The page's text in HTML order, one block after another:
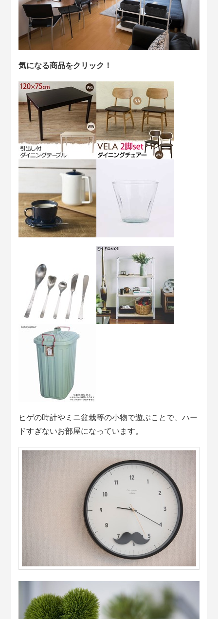
気になる商品をクリック！
ヒゲの時計やミニ盆栽等の小物で遊ぶことで、ハー
ドすぎないお部屋になっています。